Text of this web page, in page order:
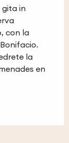
gita in
con la
la
en